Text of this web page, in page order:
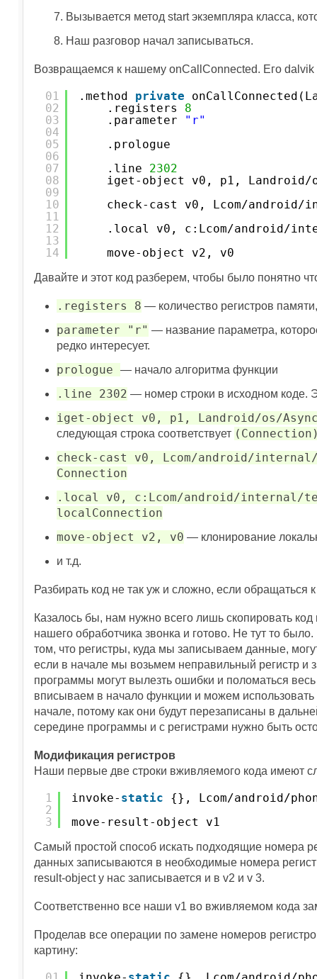
Вызывается метод start экземпляра класса,
Наш разговор начал записываться.
Возвращаемся к нашему onCallConnected. Его
01
02
03
04
05
06
07
08
09
10
11
12
13
14
.method private
.registers 8
.parameter
"r"
.prologue
.line 2302
iget-object v0, p1, Landroid/
check-cast v0, Lcom/android/
.local v0, c:Lcom/android/
move-object v2, v0
Давайте и этот код разберем, чтобы было понятно
.registers 8 — количество регистров
parameter "r" — название параметра,
редко интересует.
prologue — начало алгоритма функции
.line 2302 — номер строки в исходном коде.
iget-object v0, p1, Landroid/os/
следующая строка соответствует
check-cast v0, Lcom/android/
Connection
.local v0, c:Lcom/android/internal/
localConnection
move-object v2, v0 — клонирование
и т.д.
Разбирать код не так уж и сложно, если обращаться
Казалось бы, нам нужно всего лишь скопировать
нашего обработчика звонка и готово. Не тут то
том, что регистры, куда мы записываем данные,
если в начале мы возьмем неправильный регистр и
программы могут вылезть ошибки и поломаться
вписываем в начало функции и можем
начале, потому как они будут перезаписаны в
середине программы и с регистрами нужно быть
Модификация регистров
Наши первые две строки вживляемого кода имеют
1
2
3
invoke- static
{}, Lcom/android/
move-result-object v1
Самый простой способ искать подходящие номера
данных записываются в необходимые номера
result-object у нас записывается и в v2 и v 3.
Соответственно все наши v1 во вживляемом кода
Проделав все операции по замене номеров
картину: